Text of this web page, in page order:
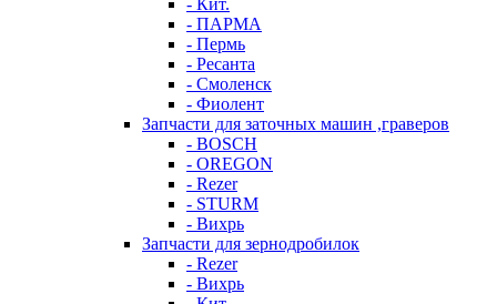
- Кит.
- ПАРМА
- Пермь
- Ресанта
- Смоленск
- Фиолент
Запчасти для заточных машин ,граверов
- BOSCH
- OREGON
- Rezer
- STURM
- Вихрь
Запчасти для зернодробилок
- Rezer
- Вихрь